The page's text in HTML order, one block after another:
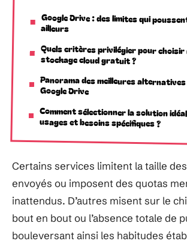
Google Drive : des limites qui
ailleurs
Quels critères privilégier pour choisir
stockage cloud gratuit ?
Panorama des meilleures
Google Drive
Comment sélectionner la solution
usages et besoins spécifiques ?
Certains services limitent la taille
envoyés ou imposent des quotas
inattendus. D’autres misent sur le
bout en bout ou l’absence totale de
bouleversant ainsi les habitudes